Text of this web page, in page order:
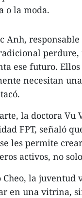
o la moda.
Anh,
perdure,
ese futuro.
necesitan
la doctora Vu
FPT, señaló
les permite
activos, no
Cheo, la
en una vitrina,